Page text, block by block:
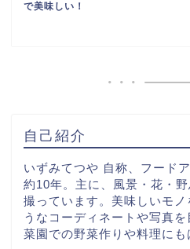
で美味しい！
自己紹介
いずみてつや 自称、フード
約10年。主に、風景・花・
撮っています。美味しいモ
うなコーディネートや写真を
菜園での野菜作りや料理にも